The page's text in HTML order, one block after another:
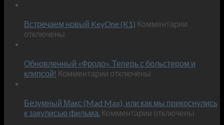
нож
–
и
Встречаем новый KeyOne (K1) Комментарии
KeyOne
отключены
Обновленный «Фродо». Теперь с больстером и
клипсой! Комментарии к
«Фродо».
Теперь
отключены
Безумный Макс (Mad Max), или как мы прикоснулись
к закулисью фильма. Комментарии котключены